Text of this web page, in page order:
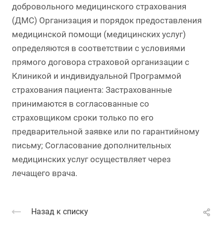
добровольного медицинского страхования
(ДМС) Организация и порядок предоставления
медицинской помощи (медицинских услуг)
определяются в соответствии с условиями
прямого договора страховой организации с
Клиникой и индивидуальной Программой
страхования пациента: Застрахованные
принимаются в согласованные со
страховщиком сроки только по его
предварительной заявке или по гарантийному
письму; Согласование дополнительных
медицинских услуг осуществляет через
лечащего врача.
Назад к списку